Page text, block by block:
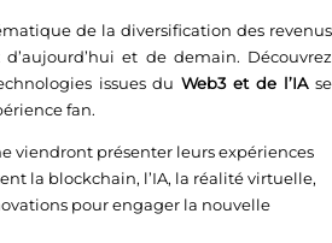
de la diversification des revenus
et de demain. Découvrez
issues duWeb3 et de l’IAse
fan.
viendront présenter leurs expériences
la blockchain, l’IA, la réalité virtuelle,
pour engager la nouvelle